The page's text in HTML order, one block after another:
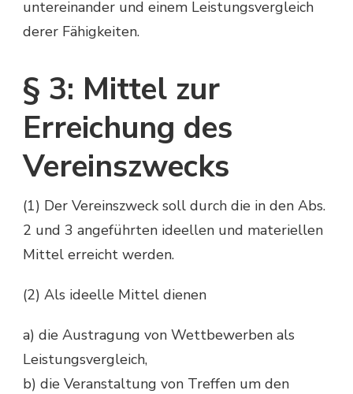
untereinander und einem Leistungsvergleich
derer Fähigkeiten.
§ 3: Mittel zur
Erreichung des
Vereinszwecks
(1) Der Vereinszweck soll durch die in den Abs.
2 und 3 angeführten ideellen und materiellen
Mittel erreicht werden.
(2) Als ideelle Mittel dienen
a) die Austragung von Wettbewerben als
Leistungsvergleich,
b) die Veranstaltung von Treffen um den